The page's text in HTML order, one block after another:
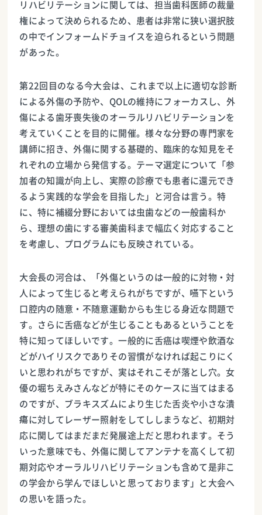
リハビリテーションに関しては、担当歯科医師の裁量
権によって決められるため、患者は非常に狭い選択肢
の中でインフォームドチョイスを迫られるという問題
があった。
第22回目のなる今大会は、これまで以上に適切な診断
による外傷の予防や、QOLの維持にフォーカスし、外
傷による歯牙喪失後のオーラルリハビリテーションを
考えていくことを目的に開催。様々な分野の専門家を
講師に招き、外傷に関する基礎的、臨床的な知見をそ
れぞれの立場から発信する。テーマ選定について「参
加者の知識が向上し、実際の診療でも患者に還元でき
るよう実践的な学会を目指した」と河合は言う。特
に、特に補綴分野においては虫歯などの一般歯科か
ら、理想の歯にする審美歯科まで幅広く対応すること
を考慮し、プログラムにも反映されている。
大会長の河合は、「外傷というのは一般的に対物・対
人によって生じると考えられがちですが、嚥下という
口腔内の随意・不随意運動からも生じる身近な問題で
す。さらに舌癌などが生じることもあるということを
特に知ってほしいです。一般的に舌癌は喫煙や飲酒な
どがハイリスクでありその習慣がなければ起こりにく
いと思われがちですが、実はそれこそが落とし穴。女
優の堀ちえみさんなどが特にそのケースに当てはまる
のですが、ブラキスズムにより生じた舌炎や小さな潰
瘍に対してレーザー照射をしてししまうなど、初期対
応に関してはまだまだ発展途上だと思われます。そう
いった意味でも、外傷に関してアンテナを高くして初
期対応やオーラルリハビリテーションも含めて是非こ
の学会から学んでほしいと思っております」と大会へ
の思いを語った。